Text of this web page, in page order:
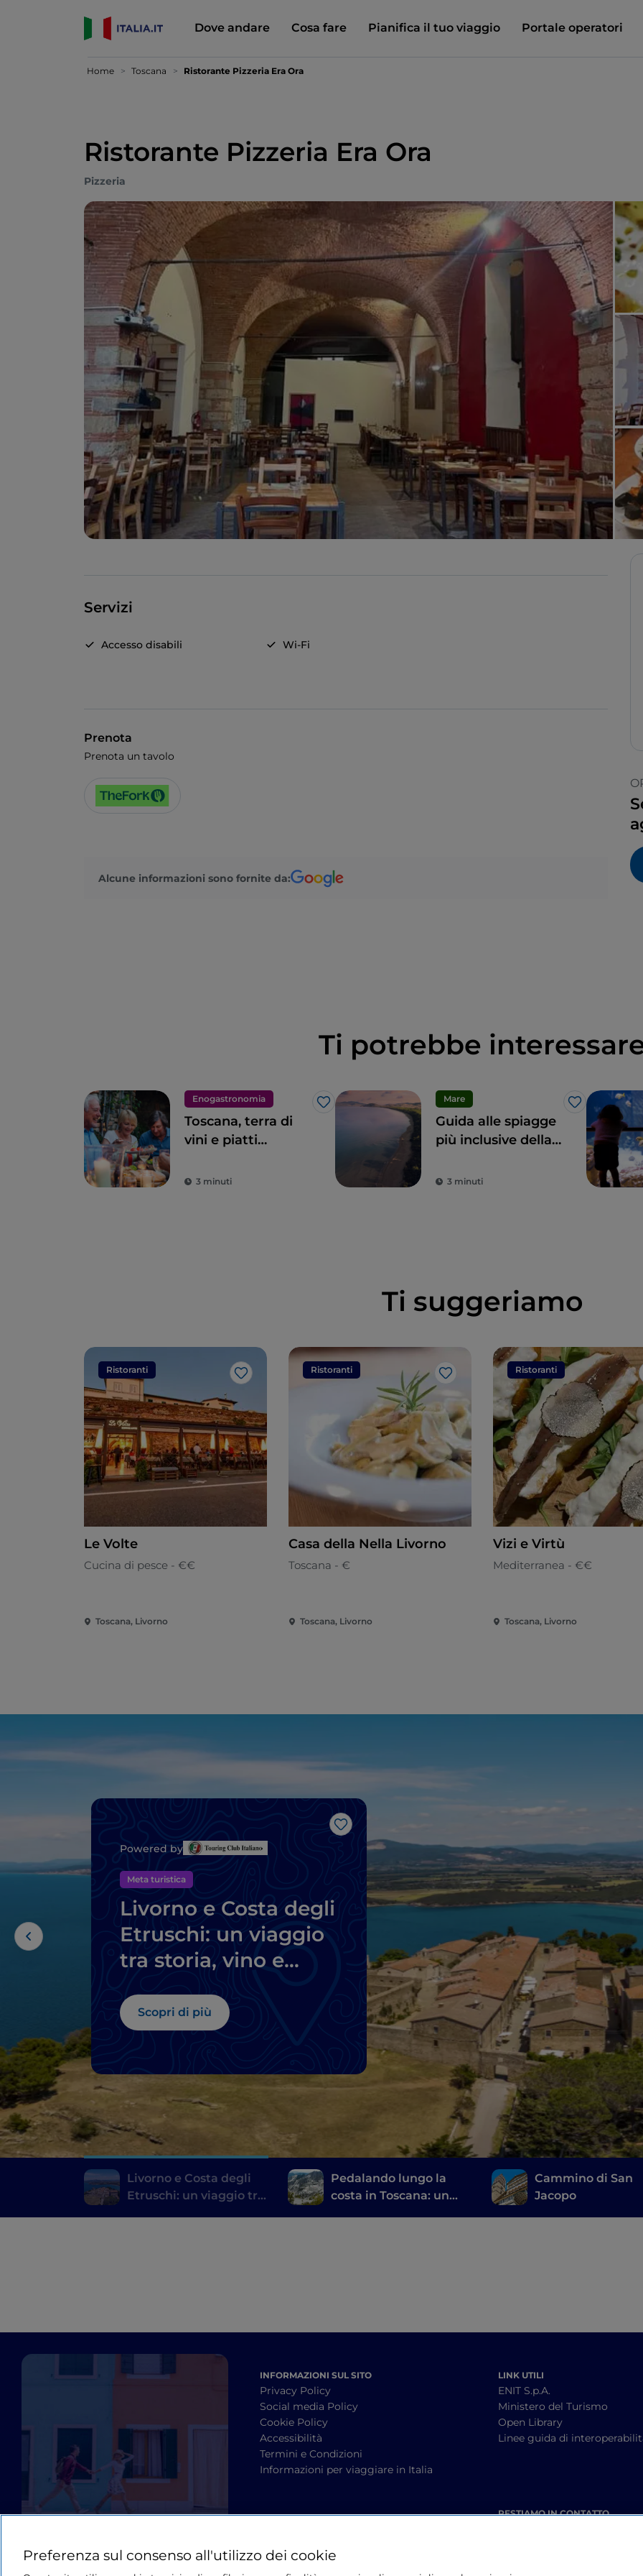
Dove andare Cosa fare Pianifica il tuo viaggio Portale operatori
Home Toscana Ristorante Pizzeria Era Ora
Ristorante Pizzeria Era Ora
Pizzeria
Servizi
Accesso disabili Wi-Fi
Prenota
Prenota un tavolo
Alcune informazioni sono fornite da:
Ti potrebbe
Enogastronomia
Like
Toscana, terra di
vini e piatti
3 minuti
Mare
Like
Guida alle spiagge
più inclusive della
un’estate italiana
3 minuti
Ti suggeriamo
Ristoranti
Like
Le Volte
Cucina di pesce - €€
Toscana, Livorno
Ristoranti
Like
Casa della Nella Livorno
Toscana - €
Toscana, Livorno
Ristoranti
Vizi e Virtù
Mediterranea - €€
Toscana, Livorno
Like
Powered by
Meta turistica
Livorno e Costa degli
Etruschi: un viaggio
tra storia, vino e
Scopri di più
Livorno e Costa degli
Etruschi: un viaggio tra
Pedalando lungo la
costa in Toscana: un
Cammino di San
Jacopo
INFORMAZIONI SUL SITO
Privacy Policy
Social media Policy
Cookie Policy
Accessibilità
Termini e Condizioni
Informazioni per viaggiare in Italia
LINK UTILI
ENIT S.p.A.
Ministero del Turismo
Open Library
Linee guida di
RESTIAMO IN CONTATTO
Preferenza sul consenso all'utilizzo dei cookie